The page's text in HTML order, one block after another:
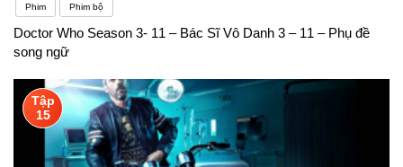
Phim Phim bộ
Doctor Who Season 3- 11 – Bác Sĩ Vô Danh 3 – 11 – Phụ đề
song ngữ
Tập
15